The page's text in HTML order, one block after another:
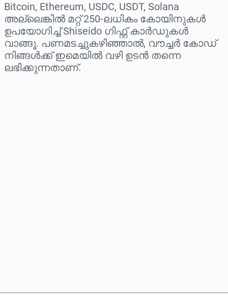
Bitcoin, Ethereum, USDC, USDT, Solana
അല്ലെങ്കിൽ മറ്റ് 250-ലധികം കോയിനുകൾ
ഉപയോഗിച്ച് Shiseido ഗിഫ്റ്റ് കാർഡുകൾ
വാങ്ങൂ. പണമടച്ചുകഴിഞ്ഞാൽ, വൗച്ചർ കോഡ്
നിങ്ങൾക്ക് ഇമെയിൽ വഴി ഉടൻ തന്നെ
ലഭിക്കുന്നതാണ്.